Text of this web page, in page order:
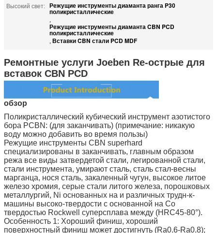
Высокий свет:
Режущие инструменты диаманта ранга P30
поликристаллические
,
Режущие инструменты диаманта CBN PCD
поликристаллические
, Вставки CBN стали PCD MDF
Ремонтные услуги Joeben Re-острые для
вставок CBN PCD
обзор
Поликристаллический кубический инструмент азотистого
бора PCBN: (для заканчивать) (примечание: никакую
воду можно добавить во время пользы)
Режущие инструменты CBN superhard
специализированы в заканчивать, главным образом
режа все виды затвердетой стали, легированной стали,
стали инструмента, умирают сталь, сталь стал-весны
марганца, нося сталь, закаленный чугун, высокое литое
железо хромия, серые стали литого железа, порошковых
металлургий, Ni основанных на и различных трудн-к-
машины высоко-твердости с основанной на Со
твердостью Rockwell суперсплава между (HRC45-80°).
Особенность 1: Хороший финиш, хороший
поверхностный финиш может достигнуть (Ra0.6-Ra0.8);